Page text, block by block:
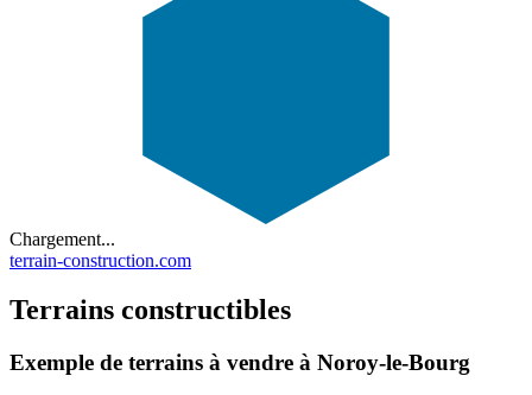
Chargement...
terrain-construction.com
Terrains constructibles
Exemple de terrains à vendre à Noroy-le-Bourg